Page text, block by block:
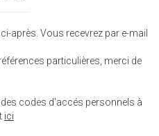
après. Vous recevrez par e-mail
particulières, merci de
codes d'accés personnels à
ici